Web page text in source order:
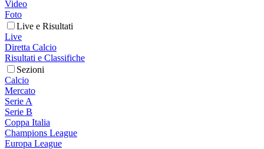
Video
Foto
Live e Risultati
Live
Diretta Calcio
Risultati e Classifiche
Sezioni
Calcio
Mercato
Serie A
Serie B
Coppa Italia
Champions League
Europa League